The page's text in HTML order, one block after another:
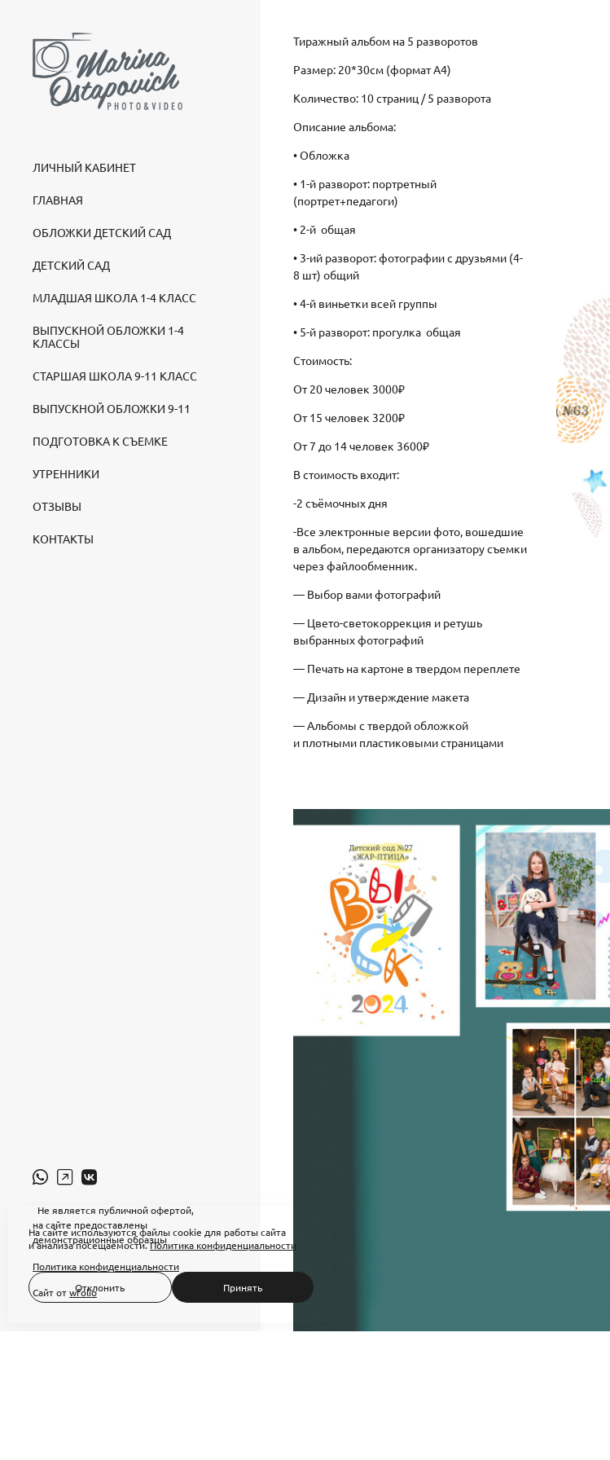
ЛИЧНЫЙ КАБИНЕТ
ГЛАВНАЯ
ОБЛОЖКИ ДЕТСКИЙ САД
ДЕТСКИЙ САД
МЛАДШАЯ ШКОЛА 1-4 КЛАСС
ВЫПУСКНОЙ ОБЛОЖКИ 1-4
КЛАССЫ
СТАРШАЯ ШКОЛА 9-11 КЛАСС
ВЫПУСКНОЙ ОБЛОЖКИ 9-11
ПОДГОТОВКА К СЪЕМКЕ
УТРЕННИКИ
ОТЗЫВЫ
КОНТАКТЫ
Не является публичной офертой,
на сайте предоставлены
демонстрационные образцы
Политика конфиденциальности
Сайт отwfolio
Тиражный альбом на 5 разворотов
Размер: 20*30см (формат А4)
Количество: 10 страниц / 5 разворота
Описание альбома:
• Обложка
• 1-й разворот: портретный
(портрет+педагоги)
• 2-й общая
• 3-ий разворот: фотографии с друзьями (4-
8 шт) общий
• 4-й виньетки всей группы
• 5-й разворот: прогулка общая
Стоимость:
От 20 человек 3000₽
От 15 человек 3200₽
От 7 до 14 человек 3600₽
В стоимость входит:
-2 съёмочных дня
-Все электронные версии фото, вошедшие
в альбом, передаются организатору съемки
через файлообменник.
— Выбор вами фотографий
— Цвето-светокоррекция и ретушь
выбранных фотографий
— Печать на картоне в твердом переплете
— Дизайн и утверждение макета
— Альбомы с твердой обложкой
и плотными пластиковыми страницами
На сайте используются файлы cookie для работы сайта
и анализа посещаемости.Политика конфиденциальности
Отклонить Принять